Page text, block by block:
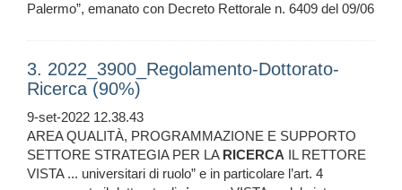
Palermo”, emanato con Decreto Rettorale n. 6409 del 09/06
3. 2022_3900_Regolamento-Dottorato-
Ricerca (90%)
9-set-2022 12.38.43
AREA QUALITÀ, PROGRAMMAZIONE E SUPPORTO
SETTORE STRATEGIA PER LA RICERCA IL RETTORE
VISTA ... universitari di ruolo” e in particolare l’art. 4